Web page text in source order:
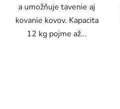
a umožňuje tavenie aj
kovanie kovov. Kapacita
12 kg pojme až...